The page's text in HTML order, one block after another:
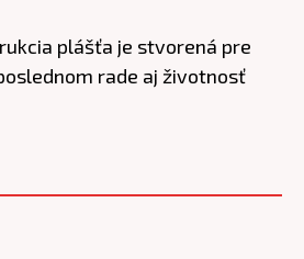
plášťa je stvorená pre
rade aj životnosť